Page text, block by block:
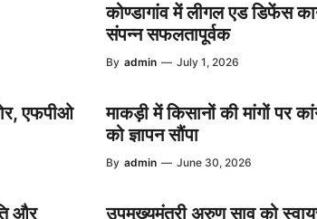
कोण्डागांव में लीगल एड डिफेंस
संपन्न सफलतापूर्वक
By admin — July 1, 2026
एफपीओ
माकड़ी में किसानों की मांगों पर
को ज्ञापन सौंपा
By admin — June 30, 2026
और
उपमुख्यमंत्री अरुण साव को